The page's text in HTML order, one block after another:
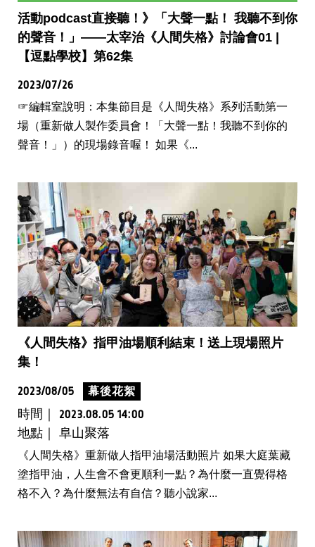
活動podcast直接聽！》「大聲一點！ 我聽不到你
的聲音！」——太宰治《人間失格》討論會01 |
【逗點學校】第62集
2023/07/26
☞編輯室說明：本集節目是《人間失格》系列活動第一
場（重新做人製作委員會！「大聲一點！我聽不到你的
聲音！」）的現場錄音喔！ 如果《...
《人間失格》指甲油場順利結束！送上現場照片
集！
2023/08/05 幕後花絮
時間｜ 2023.08.05 14:00
地點｜ 阜山聚落
《人間失格》重新做人指甲油場活動照片 如果大庭葉藏
塗指甲油，人生會不會更順利一點？為什麼一直覺得格
格不入？為什麼無法有自信？聽小說家...